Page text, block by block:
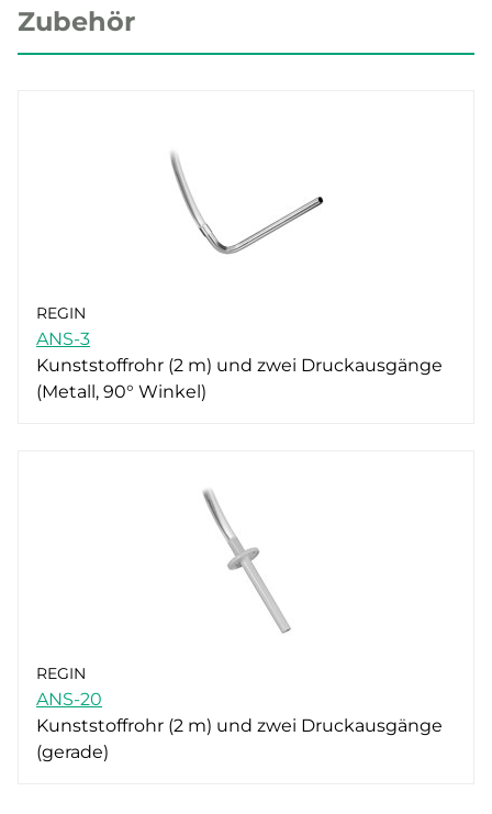
Zubehör
REGIN
ANS-3
Kunststoffrohr (2 m) und zwei Druckausgänge
(Metall, 90° Winkel)
REGIN
ANS-20
Kunststoffrohr (2 m) und zwei Druckausgänge
(gerade)